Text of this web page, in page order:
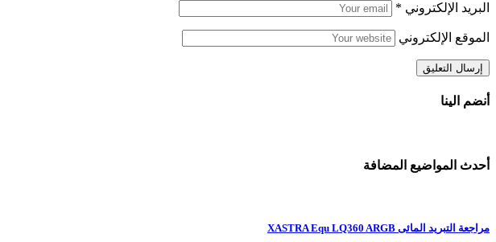
البريد الإلكتروني *
الموقع الإلكتروني
أنضم الينا
أحدث المواضيع المضافة
مراجعة التبريد المائى XASTRA Equ LQ360 ARGB